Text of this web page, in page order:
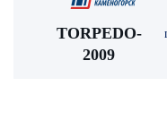
TORPEDO-
2009